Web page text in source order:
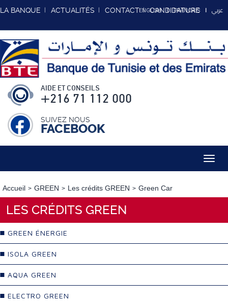
LA BANQUE ACTUALITÉS CONTACT CANDIDATURE
ENGLISH FRANCAIS عربي
AIDE ET CONSEILS
+216 71 112 000
SUIVEZ NOUS
FACEBOOK
Accueil GREEN Les crédits GREEN Green Car
LES CRÉDITS GREEN
GREEN ÉNERGIE
ISOLA GREEN
AQUA GREEN
ELECTRO GREEN